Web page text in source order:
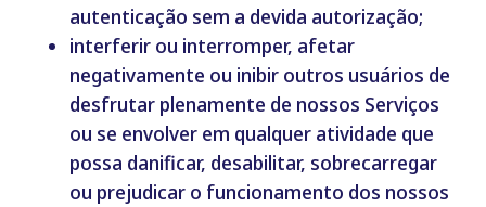
autenticação sem a devida autorização;
interferir ou interromper, afetar
negativamente ou inibir outros usuários de
desfrutar plenamente de nossos Serviços
ou se envolver em qualquer atividade que
possa danificar, desabilitar, sobrecarregar
ou prejudicar o funcionamento dos nossos